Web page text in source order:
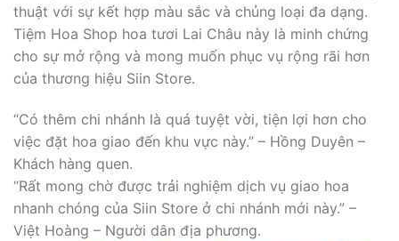
thuật với sự kết hợp màu sắc và chủng loại đa dạng.
Tiệm Hoa Shop hoa tươi Lai Châu này là minh chứng
cho sự mở rộng và mong muốn phục vụ rộng rãi hơn
của thương hiệu Siin Store.
“Có thêm chi nhánh là quá tuyệt vời, tiện lợi hơn cho
việc đặt hoa giao đến khu vực này.” – Hồng Duyên –
Khách hàng quen.
“Rất mong chờ được trải nghiệm dịch vụ giao hoa
nhanh chóng của Siin Store ở chi nhánh mới này.” –
Việt Hoàng – Người dân địa phương.